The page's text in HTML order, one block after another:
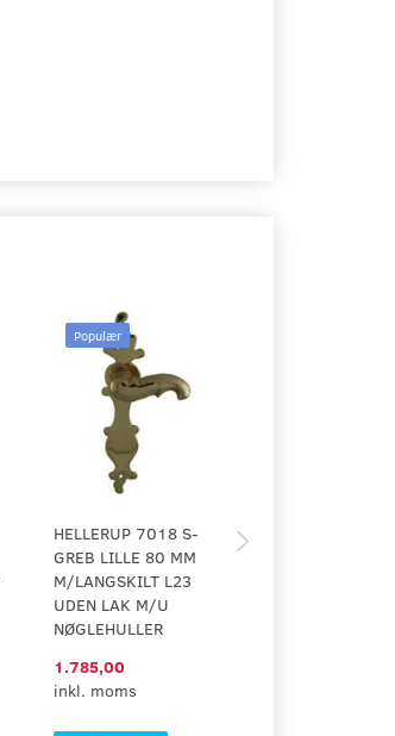
Populær
HELLERUP 7018 S-
GREB LILLE 80 MM
M/LANGSKILT L23
UDEN LAK M/U
NØGLEHULLER
1.785,00
inkl. moms